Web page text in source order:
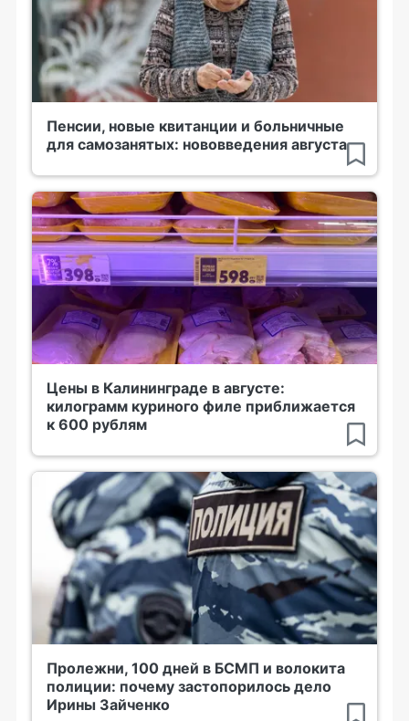
Пенсии, новые квитанции и больничные
для самозанятых: нововведения августа
Цены в Калининграде в августе:
килограмм куриного филе приближается
к 600 рублям
Пролежни, 100 дней в БСМП и волокита
полиции: почему застопорилось дело
Ирины Зайченко